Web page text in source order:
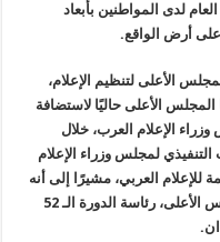
لدى المواطنين بأبعاد
على أرض الواقع.
الأعلى لتنظيم الإعلام،
المجلس الأعلى حاليًا لاستضافة
العادية الـ 52 لمجلس وزراء الإعلام العرب، خلال
العادية الـ 15 للمكتب التنفيذي لمجلس وزراء الإعلام
الـ 97 للجنة الدائمة للإعلام العربي، مشيرًا إلى أنه
من المقرر أن تتسلم مصر، ممثلة في المجلس الأعلى، رئاسة الدورة الـ 52